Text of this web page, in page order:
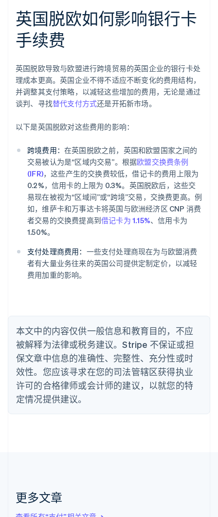
英国脱欧如何影响银行卡
手续费
英国脱欧导致与欧盟进行跨境贸易的英国企业的银行卡处
理成本更高。英国企业不得不适应不断变化的费用结构，
并调整其支付策略，以减轻这些增加的费用，无论是通过
谈判、寻找替代支付方式还是开拓新市场。
以下是英国脱欧对这些费用的影响：
跨境费用： 在英国脱欧之前，英国和欧盟国家之间的
交易被认为是“区域内交易”。根据欧盟交换费条例
(IFR)，这些产生的交换费较低，借记卡的费用上限为
0.2%，信用卡的上限为 0.3%。英国脱欧后，这些交
易现在被视为“区域间”或“跨境”交易，交换费更高。例
如，维萨卡和万事达卡将英国与欧洲经济区 CNP 消费
者交易的交换费提高到借记卡为 1.15%、信用卡为
1.50%。
支付处理商费用： 一些支付处理商现在为与欧盟消费
者有大量业务往来的英国公司提供定制定价，以减轻
费用加重的影响。
本文中的内容仅供一般信息和教育目的，不应
被解释为法律或税务建议。Stripe 不保证或担
保文章中信息的准确性、完整性、充分性或时
效性。您应该寻求在您的司法管辖区获得执业
许可的合格律师或会计师的建议，以就您的特
定情况提供建议。
更多文章
阿联酋
English
爱尔兰
English
爱沙尼亚
English
奥地利
DeutschEnglish
澳大利亚
巴西
PortuguêsEnglish
保加利亚
English
丹麦
English
德国
DeutschEnglish
法国
FrançaisEnglish
芬兰
EnglishSvenska
English